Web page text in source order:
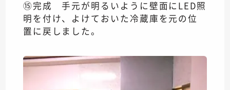
⑮完成 手元が明るいように壁面にLED照
明を付け、よけておいた冷蔵庫を元の位
置に戻しました。